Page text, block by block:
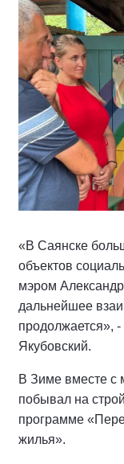
«В Саянске
объектов
мэром
дальнейшее
продолжается»,
Якубовский.
В Зиме вместе с
побывал на
программе
жилья».